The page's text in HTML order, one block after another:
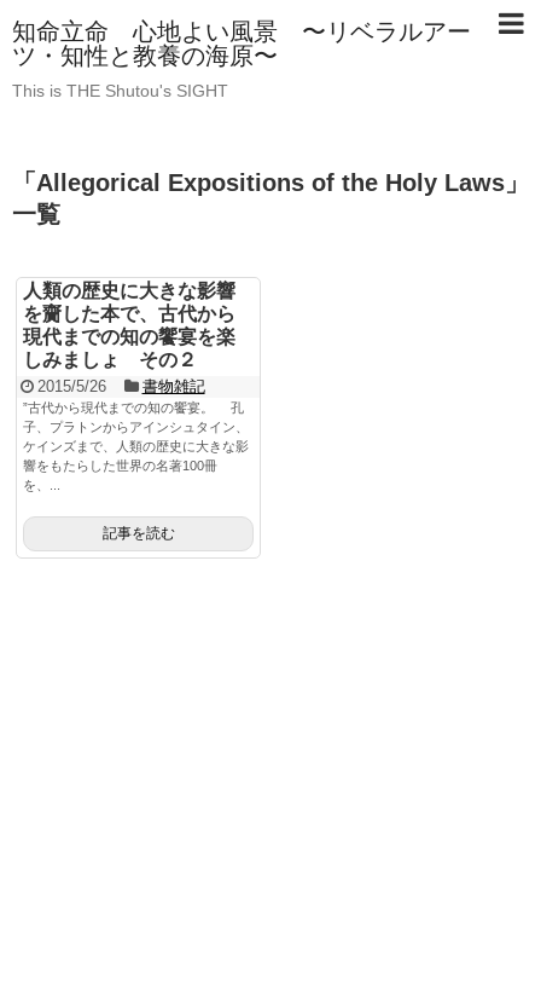
知命立命 心地よい風景 〜リベラルアー
ツ・知性と教養の海原〜
This is THE Shutou's SIGHT
「 Allegorical Expositions of the Holy Laws 」
一覧
人類の歴史に大きな影響
を齎した本で、古代から
現代までの知の饗宴を楽
しみましょ その２
2015/5/26 書物雑記
”古代から現代までの知の饗宴。 孔
子、プラトンからアインシュタイン、
ケインズまで、人類の歴史に大きな影
響をもたらした世界の名著100冊
を、...
記事を読む